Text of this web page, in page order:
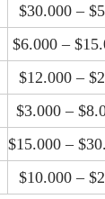
$30.000 –
$6.000 –
$12.000 –
$3.000 –
$15.000 –
$10.000 –